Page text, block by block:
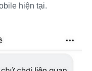
hiện tại.